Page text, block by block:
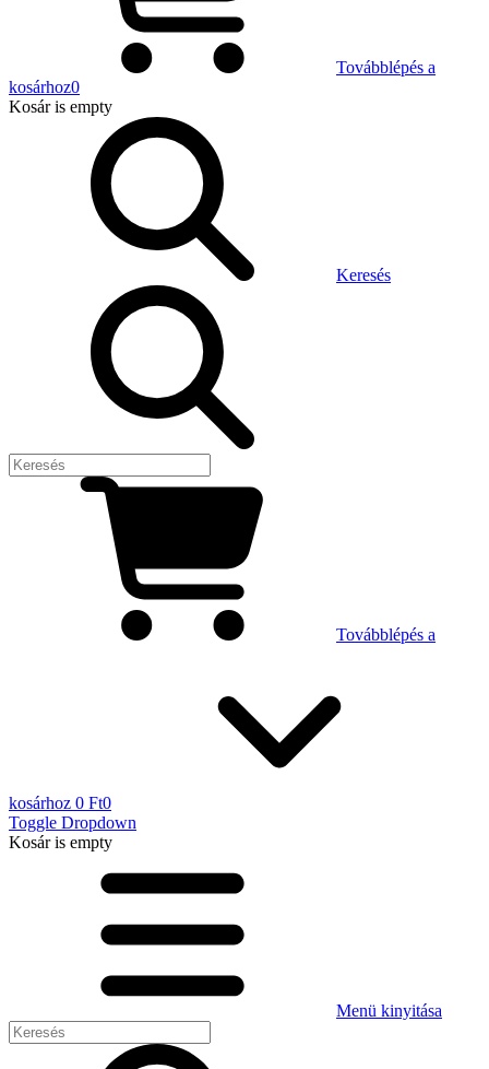
Továbblépés a
kosárhoz0
Kosáris empty
Keresés
Továbblépés a
kosárhoz 0 Ft0
Toggle Dropdown
Kosáris empty
Menü kinyitása